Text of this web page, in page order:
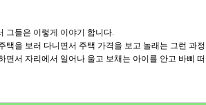
그들은 이렇게 이야기 합니다.
택을 보러 다니면서 주택 가격을 보고 놀래는 그런 과
면서 자리에서 일어나 울고 보채는 아이를 안고 바삐